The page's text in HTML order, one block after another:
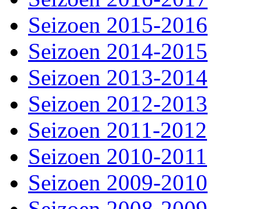
Seizoen 2015-2016
Seizoen 2014-2015
Seizoen 2013-2014
Seizoen 2012-2013
Seizoen 2011-2012
Seizoen 2010-2011
Seizoen 2009-2010